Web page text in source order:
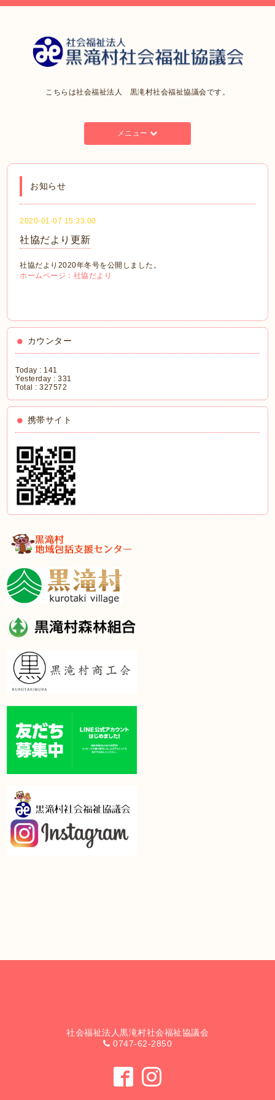
こちらは社会福祉法人 黒滝村社会福祉協議会です。
メニュー
お知らせ
2020-01-07 15:33:00
社協だより更新
社協だより2020年冬号を公開しました。
ホームページ：社協だより
カウンター
Today : 141
Yesterday :331
Total :327572
携帯サイト
社会福祉法人黒滝村社会福祉協議会
0747-62-2850